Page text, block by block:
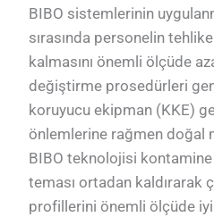
BIBO sistemlerinin
sırasında personelin
kalmasını önemli ölçüde
değiştirme prosedürleri
koruyucu ekipman (KKE)
önlemlerine rağmen doğal
BIBO teknolojisi
teması ortadan kaldırarak
profillerini önemli ölçüde